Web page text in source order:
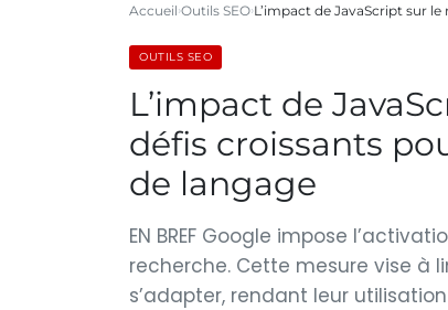
Accueil Outils SEO L’impact de JavaScript sur
OUTILS SEO
L’impact de
défis croissants
de langage
EN BREF Google impose
recherche. Cette mesure vise à
s’adapter, rendant leur